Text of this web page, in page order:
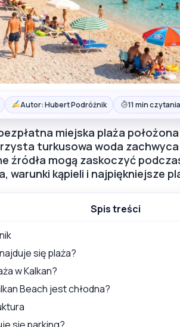
Autor: Hubert Podróżnik 11 min czytania
miejska plaża
turkusowa woda zachwyca
źródła mogą zaskoczyć
warunki kąpieli i najpiękniejsze
Spis treści
się plaża?
w Kalkan?
Beach jest chłodna?